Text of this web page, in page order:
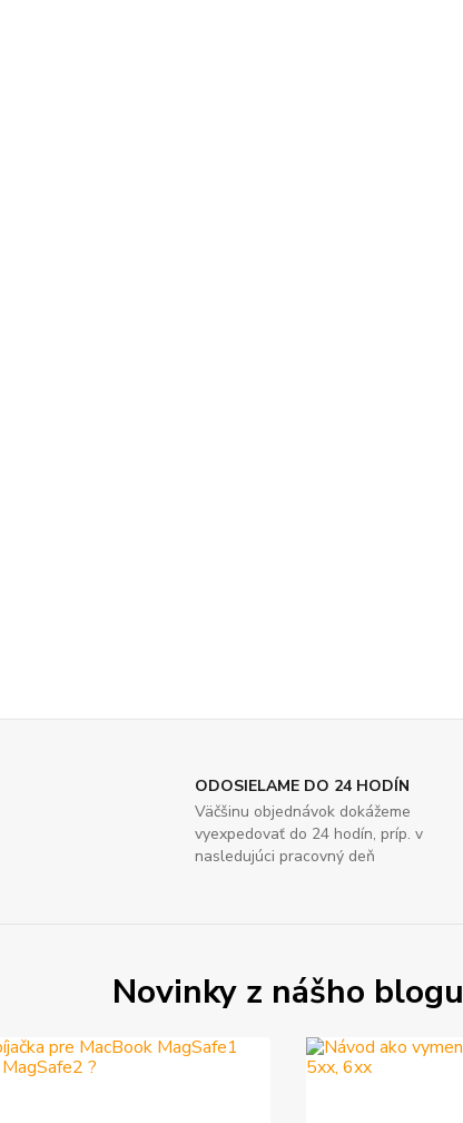
ODOSIELAME DO 24 HODÍN
Väčšinu objednávok dokážeme
vyexpedovať do 24 hodín, príp. v
nasledujúci pracovný deň
Novinky z nášho blogu